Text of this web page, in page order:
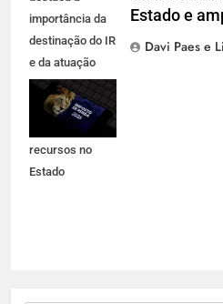
importância da
destinação do IR
e da atuação
técnica que
garante
permanência de
recursos no
Estado
Estado e
Davi Paes e